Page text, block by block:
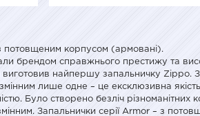
потовщеним корпусом (армовані).
брендом справжнього престижу та
найпершу запальничку Zippo. З
лише одне – це ексклюзивна
Було створено безліч
Запальнички серії Armor – з